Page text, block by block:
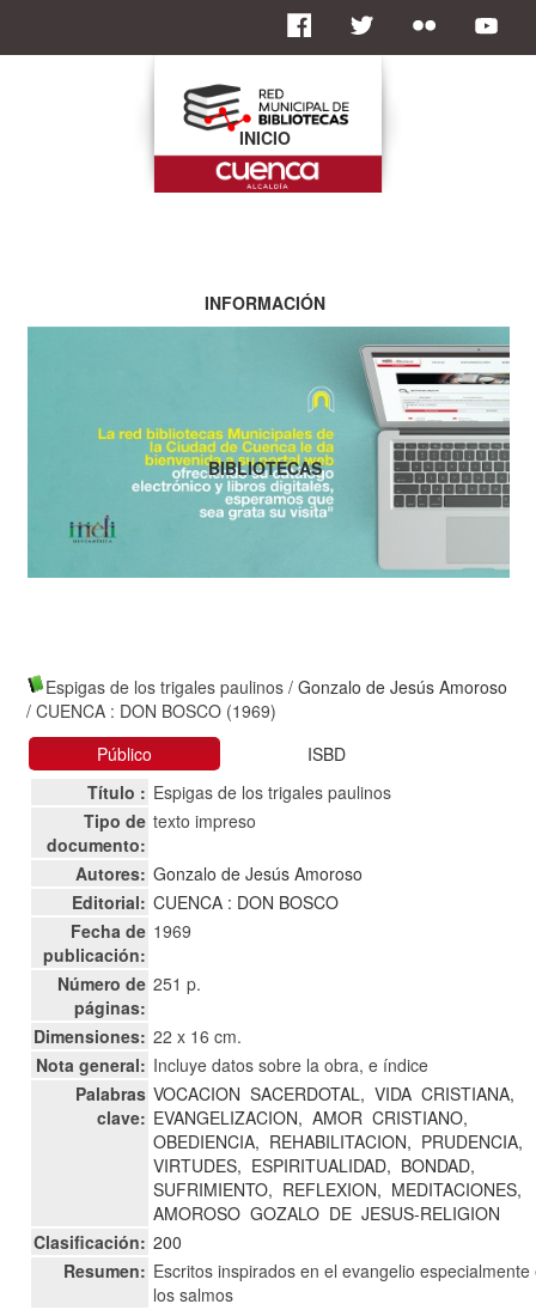
Espigas de los trigales paulinos /Gonzalo de Jesús Amoroso
/ CUENCA : DON BOSCO (1969)
Público
ISBD
Título : Espigas de los trigales paulinos
Tipo de
documento:
texto impreso
Autores: Gonzalo de Jesús Amoroso
Editorial: CUENCA : DON BOSCO
Fecha de
publicación:
1969
Número de
páginas:
251 p.
Dimensiones: 22 x 16 cm.
Nota general: Incluye datos sobre la obra, e índice
Palabras
clave:
VOCACION SACERDOTAL, VIDA CRISTIANA,
EVANGELIZACION, AMOR CRISTIANO,
OBEDIENCIA, REHABILITACION, PRUDENCIA,
VIRTUDES, ESPIRITUALIDAD, BONDAD,
SUFRIMIENTO, REFLEXION, MEDITACIONES,
AMOROSO GOZALO DE JESUS-RELIGION
Clasificación: 200
Resumen: Escritos inspirados en el evangelio especialmente
los salmos
INICIO
INFORMACIÓN
BIBLIOTECAS